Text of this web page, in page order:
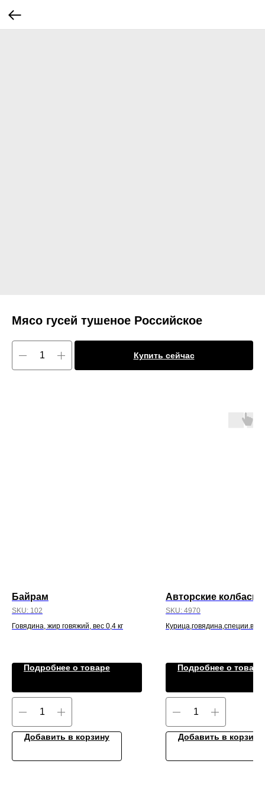
Мясо гусей тушеное Российское
Купить сейчас
Байрам
SKU: 102
Говядина, жир говяжий, вес 0,4 кг
Подробнее о товаре
Добавить в корзину
Авторские колбаски
SKU: 4970
Курица,говядина,специи.вес
Подробнее о товаре
Добавить в корзину